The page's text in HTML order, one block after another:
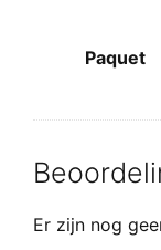
Paquet
Er zijn nog